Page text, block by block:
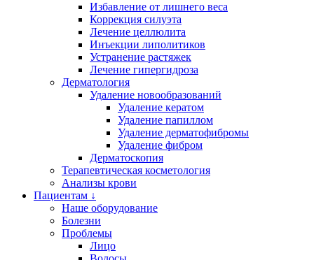
Избавление от лишнего веса
Коррекция силуэта
Лечение целлюлита
Инъекции липолитиков
Устранение растяжек
Лечение гипергидроза
Дерматология
Удаление новообразований
Удаление кератом
Удаление папиллом
Удаление дерматофибромы
Удаление фибром
Дерматоскопия
Терапевтическая косметология
Анализы крови
Пациентам ↓
Наше оборудование
Болезни
Проблемы
Лицо